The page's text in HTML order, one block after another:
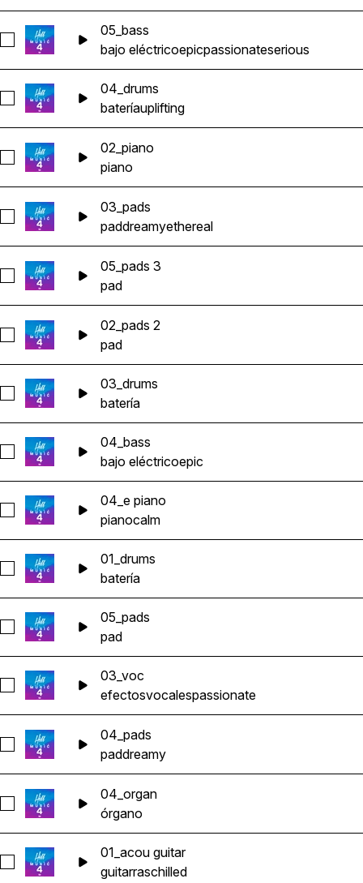
Seleccionar 05_bass
05_bass
bajo eléctricoepicpassionateserious
Seleccionar 04_drums
04_drums
bateríauplifting
Seleccionar 02_piano
02_piano
piano
Seleccionar 03_pads
03_pads
paddreamyethereal
Seleccionar 05_pads 3
05_pads 3
pad
Seleccionar 02_pads 2
02_pads 2
pad
Seleccionar 03_drums
03_drums
batería
Seleccionar 04_bass
04_bass
bajo eléctricoepic
Seleccionar 04_e piano
04_e piano
pianocalm
Seleccionar 01_drums
01_drums
batería
Seleccionar 05_pads
05_pads
pad
Seleccionar 03_voc
03_voc
efectosvocalespassionate
Seleccionar 04_pads
04_pads
paddreamy
Seleccionar 04_organ
04_organ
órgano
Seleccionar 01_acou guitar
01_acou guitar
guitarraschilled